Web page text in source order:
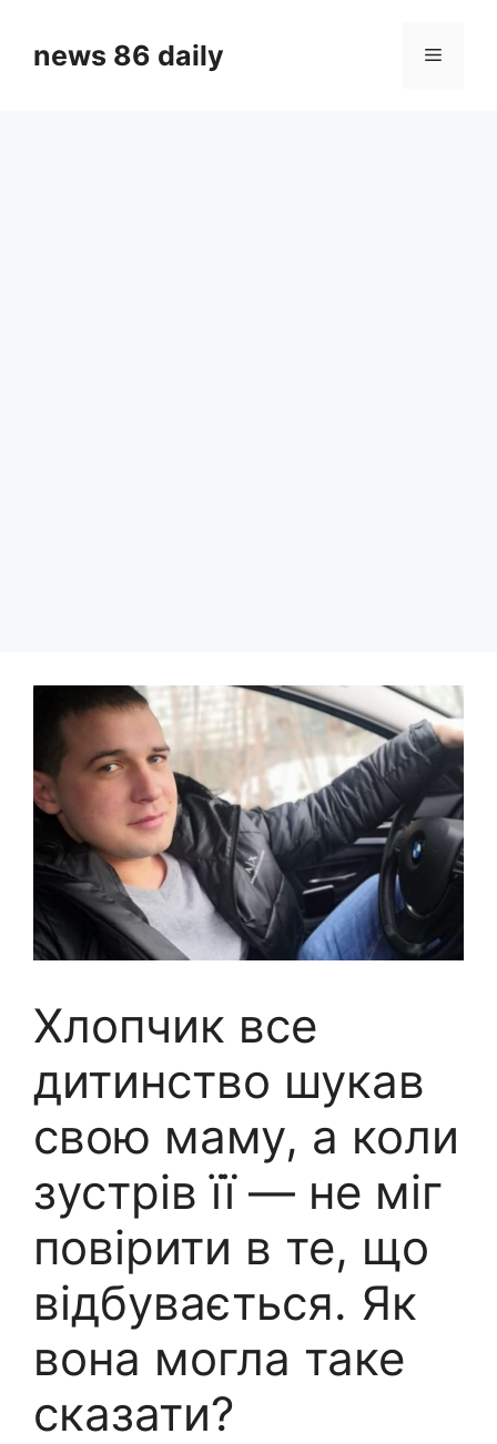
contentnews 86 daily Menu
Хлопчик все
дитинство шукав
свою маму, а коли
зустрів її — не міг
повірити в те, що
відбувається. Як
вона могла таке
сказати?